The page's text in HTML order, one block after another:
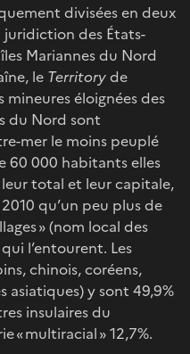
divisées en deux
juridiction des États-
Mariannes du Nord
le Territoryde
mineures éloignées des
du Nord sont
mer le moins peuplé
60 000 habitants elles
total et leur capitale,
qu’un peu plus de
» (nom local des
l’entourent. Les
chinois, coréens,
asiatiques) y sont 49,9%
insulaires du
« multiracial » 12,7%.